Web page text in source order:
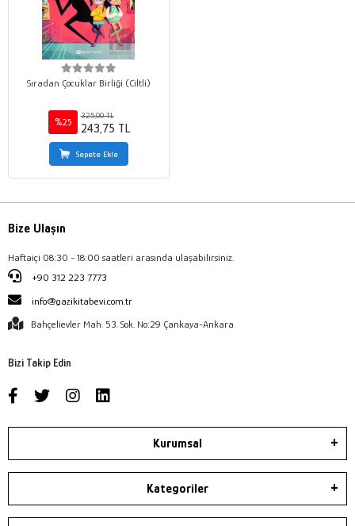
Sıradan Çocuklar Birliği (Ciltli)
%25
325,00 TL
243,75 TL
Sepete Ekle
Bize Ulaşın
Haftaiçi 08:30 - 18:00 saatleri arasında ulaşabilirsiniz.
+90 312 223 7773
info@gazikitabevi.com.tr
Bahçelievler Mah. 53. Sok. No:29 Çankaya-Ankara
Bizi Takip Edin
Kurumsal
Kategoriler